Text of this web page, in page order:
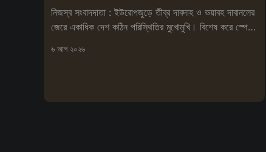
নিজস্ব সংবাদদাতা : ইউরোপজুড়ে তীব্র দাবদাহ ও ভয়াবহ দাবানলের
জেরে একাধিক দেশ কঠিন পরিস্থিতির মুখোমুখি। বিশেষ করে স্পেনে
৬ আগ ২০২৬